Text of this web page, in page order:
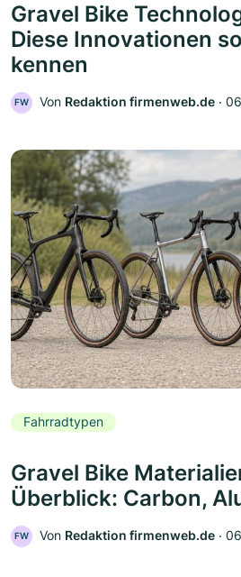
Gravel Bike
Diese Innovationen
kennen
FW Von Redaktion firmenweb.de ‧
Fahrradtypen
Gravel Bike
Überblick: Carbon,
FW Von Redaktion firmenweb.de ‧